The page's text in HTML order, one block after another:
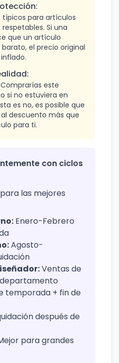
típicos para artículos
Si una
que un artículo
el precio original
este
si no estuviera en
es no, es posible que
descuento más que
para ti.
con ciclos
las mejores
Enero-Febrero
Agosto-
Ventas de
temporada + fin de
después de
para grandes